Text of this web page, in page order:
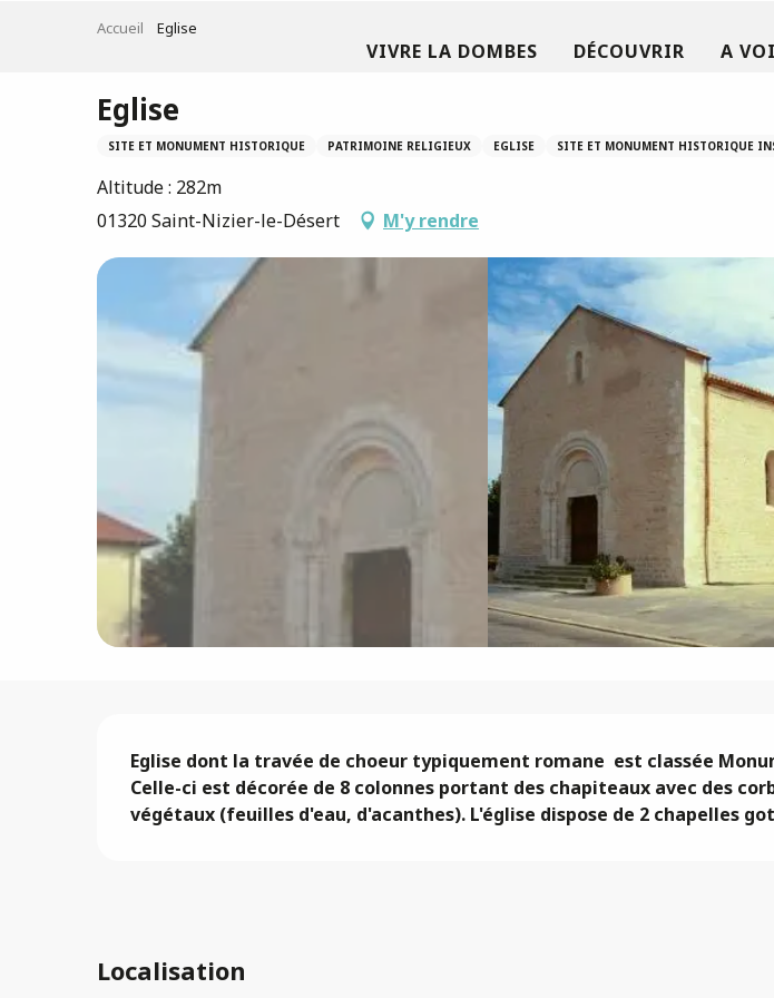
VIVRE LA DOMBES DÉCOUVRIR A
Accueil Eglise
Eglise
SITE ET MONUMENT HISTORIQUE PATRIMOINE RELIGIEUX EGLISE SITE ET MONUMENT HISTORIQUE
Altitude : 282m
01320 Saint-Nizier-le-Désert
M'y rendre
Description
Eglise dont la travée de choeur typiquement romane  est classée
Celle-ci est décorée de 8 colonnes portant des chapiteaux avec des
végétaux (feuilles d'eau, d'acanthes). L'église dispose de 2 chapelles
Localisation